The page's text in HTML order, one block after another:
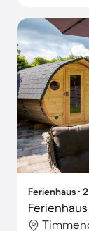
Ferienhaus ∙